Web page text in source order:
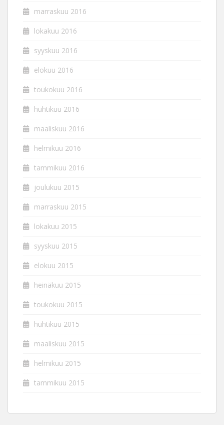
marraskuu 2016
lokakuu 2016
syyskuu 2016
elokuu 2016
toukokuu 2016
huhtikuu 2016
maaliskuu 2016
helmikuu 2016
tammikuu 2016
joulukuu 2015
marraskuu 2015
lokakuu 2015
syyskuu 2015
elokuu 2015
heinäkuu 2015
toukokuu 2015
huhtikuu 2015
maaliskuu 2015
helmikuu 2015
tammikuu 2015